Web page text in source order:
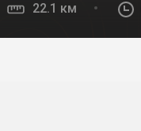
22.1 км